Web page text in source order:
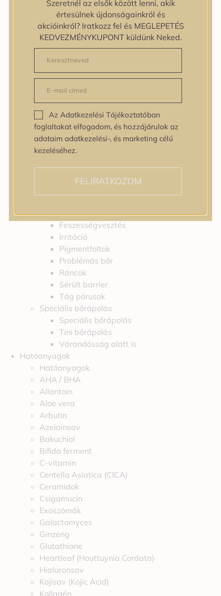
zipiderm
Bőrállapot
Bőrállapot
Bőrtípus
Bőrtípus
Kombinált
Száraz
Zsíros
Bőrprobléma
Bőrprobléma
Bőrpír
Dehidratált bőr
Egyenetlen bőrtextúra
Egyenetlen tónus
Fakóság
Feszességvesztés
Irritáció
Pigmentfoltok
Problémás bőr
Ráncok
Sérült barrier
Tág pórusok
Speciális bőrápolás
Speciális bőrápolás
Tini bőrápolás
Várandósság alatt is
Hatóanyagok
Hatóanyagok
AHA / BHA
Allantoin
Aloe vera
Arbutin
Azelainsav
Bakuchiol
Bifida ferment
C-vitamin
Centella Asiatica (CICA)
Ceramidok
Csigamucin
Exoszómák
Galactomyces
Ginzeng
Glutathione
Heartleaf (Houttuynia Cordata)
Hialuronsav
Kojisav (Kojic Acid)
Kollagén
Szeretnél az elsők között lenni, akik
értesülnek újdonságainkról és
akcióinkról? Iratkozz fel és MEGLEPETÉS
KEDVEZMÉNYKUPONT küldünk Neked.
Az Adatkezelési Tájékoztatóban
foglaltakat elfogadom, és hozzájárulok az
adataim adatkezelési-, és marketing célú
kezeléséhez.
FELIRATKOZOM